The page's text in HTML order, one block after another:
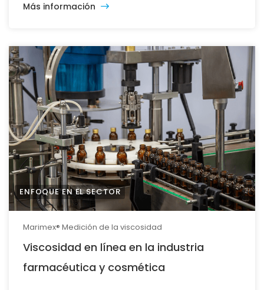
Más información
ENFOQUE EN EL SECTOR
Marimex® Medición de la viscosidad
Viscosidad en línea en la industria
farmacéutica y cosmética